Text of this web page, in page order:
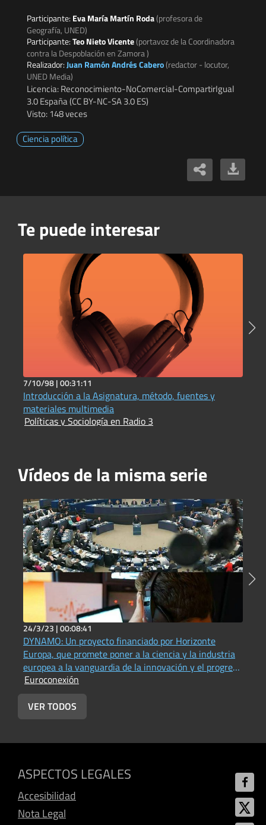
Participante: Eva María Martín Roda(profesora de
Geografía, UNED)
Participante:Teo Nieto Vicente(portavoz de la Coordinadora
contra la Despoblación en Zamora )
Realizador:Juan Ramón Andrés Cabero(redactor - locutor,
UNED Media)
Licencia: Reconocimiento-NoComercial-CompartirIgual
3.0 España (CC BY-NC-SA 3.0 ES)
Visto: 148 veces
Ciencia política
Te puede interesar
7/10/98 |00:31:11
Introducción a la Asignatura, método, fuentes y
materiales multimedia
Políticas y Sociología en Radio 3
Vídeos de la misma serie
24/3/23 |00:08:41
DYNAMO: Un proyecto financiado por Horizonte
Europa, que promete poner a la ciencia y la industria
europea a la vanguardia de la innovación y el progreso
en materia de acústica física, fotónica e imágenes
(Universitat Jaume I - Vox UJI Radio))
Euroconexión
VER TODOS
ASPECTOS LEGALES
Accesibilidad
Nota Legal